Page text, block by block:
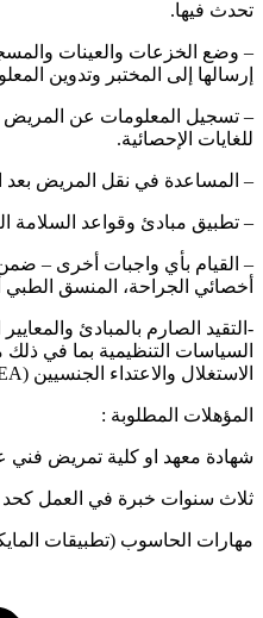
تحدث فيها.
– وضع الخزعات والعينات
إرسالها إلى المختبر وتدوين
– تسجيل المعلومات عن المريض
للغايات الإحصائية.
– المساعدة في نقل المريض بعد
– تطبيق مبادئ وقواعد السلامة
– القيام بأي واجبات أخرى –
أخصائي الجراحة، المنسق الطبي
-التقيد الصارم بالمبادئ
السياسات التنظيمية بما في
الاستغلال والاعتداء الجنسيين (PSEA) وحماية الطفل
المؤهلات المطلوبة :
شهادة معهد او كلية تمريض فني
ثلاث سنوات خبرة في العمل
مهارات الحاسوب (تطبيقات